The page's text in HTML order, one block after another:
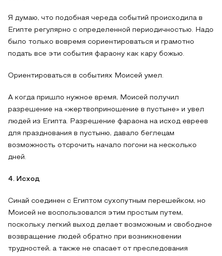
Я думаю, что подобная череда событий происходила в
Египте регулярно с определенной периодичностью. Надо
было только вовремя сориентироваться и грамотно
подать все эти события фараону как кару божью.
Ориентироваться в событиях Моисей умел.
А когда пришло нужное время, Моисей получил
разрешение на «жертвоприношение в пустыне» и увел
людей из Египта. Разрешение фараона на исход евреев
для празднования в пустыню, давало беглецам
возможность отсрочить начало погони на несколько
дней.
4. Исход
Синай соединен с Египтом сухопутным перешейком, но
Моисей не воспользовался этим простым путем,
поскольку легкий выход делает возможным и свободное
возвращение людей обратно при возникновении
трудностей, а также не спасает от преследования